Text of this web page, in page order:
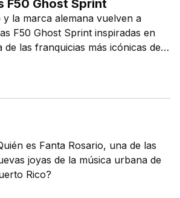
F50 Ghost Sprint
la marca alemana vuelven a
F50 Ghost Sprint inspiradas en
de las franquicias más icónicas del
es Fanta Rosario, una de las
joyas de la música urbana de
Rico?